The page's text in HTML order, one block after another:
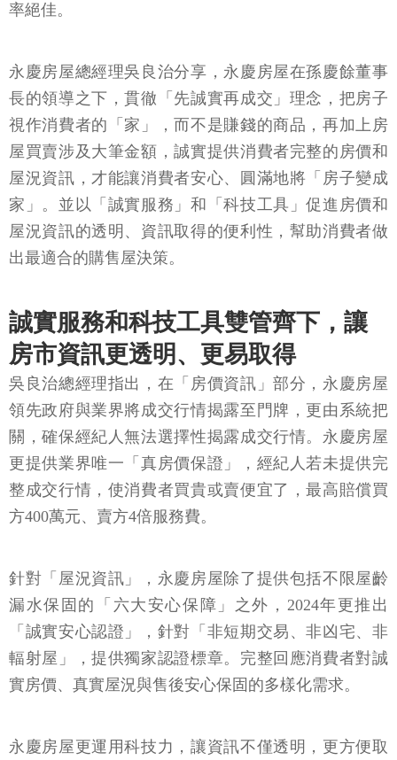
率絕佳。
永慶房屋總經理吳良治分享，永慶房屋在孫慶餘董事
長的領導之下，貫徹「先誠實再成交」理念，把房子
視作消費者的「家」，而不是賺錢的商品，再加上房
屋買賣涉及大筆金額，誠實提供消費者完整的房價和
屋況資訊，才能讓消費者安心、圓滿地將「房子變成
家」。並以「誠實服務」和「科技工具」促進房價和
屋況資訊的透明、資訊取得的便利性，幫助消費者做
出最適合的購售屋決策。
誠實服務和科技工具雙管齊下，讓
房市資訊更透明、更易取得
吳良治總經理指出，在「房價資訊」部分，永慶房屋
領先政府與業界將成交行情揭露至門牌，更由系統把
關，確保經紀人無法選擇性揭露成交行情。永慶房屋
更提供業界唯一「真房價保證」，經紀人若未提供完
整成交行情，使消費者買貴或賣便宜了，最高賠償買
方400萬元、賣方4倍服務費。
針對「屋況資訊」，永慶房屋除了提供包括不限屋齡
漏水保固的「六大安心保障」之外，2024年更推出
「誠實安心認證」，針對「非短期交易、非凶宅、非
輻射屋」，提供獨家認證標章。完整回應消費者對誠
實房價、真實屋況與售後安心保固的多樣化需求。
永慶房屋更運用科技力，讓資訊不僅透明，更方便取